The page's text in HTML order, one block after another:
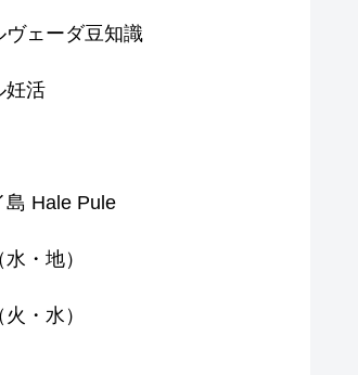
ヴェーダ豆知識
妊活
島 Hale Pule
・地）
・水）